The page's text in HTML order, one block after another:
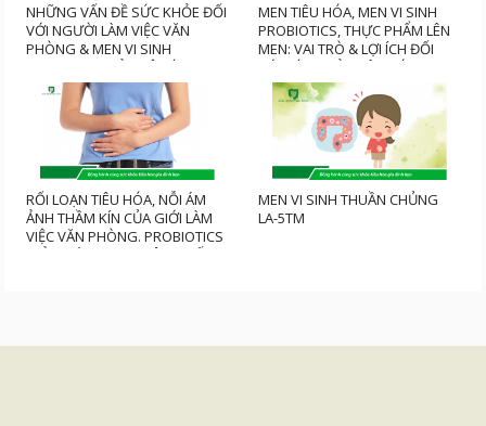
NHỮNG VẤN ĐỀ SỨC KHỎE ĐỐI
VỚI NGƯỜI LÀM VIỆC VĂN
PHÒNG & MEN VI SINH
PROBIOTICS BẢO VỆ SỨC
KHỎE LÂU DÀI TRONG MÙA
DỊCH COVID HIỆN NAY
MEN TIÊU HÓA, MEN VI SINH
PROBIOTICS, THỰC PHẨM LÊN
MEN: VAI TRÒ & LỢI ÍCH ĐỐI
VỚI SỨC KHỎE TIÊU HÓA
RỐI LOẠN TIÊU HÓA, NỖI ÁM
ẢNH THẦM KÍN CỦA GIỚI LÀM
VIỆC VĂN PHÒNG. PROBIOTICS
GIẢI PHÁP TRUNG TÂM CHỐNG
MEN VI SINH THUẦN CHỦNG
LA-5TM